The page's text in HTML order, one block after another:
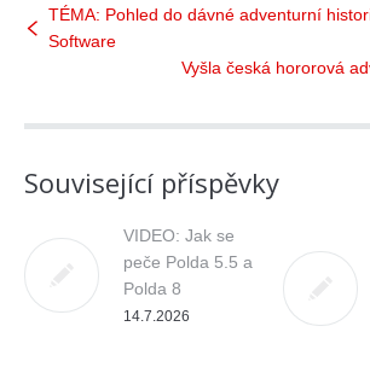
TÉMA: Pohled do dávné adventurní
Software
Vyšla česká hororová
Související příspěvky
VIDEO: Jak se
peče Polda 5.5 a
Polda 8
14.7.2026